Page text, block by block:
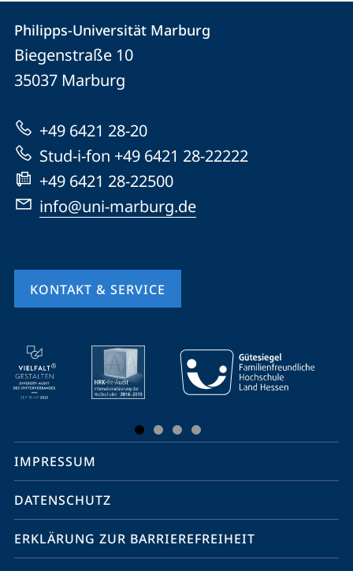
Kontakt
und
Informationen
zur
Website
Kontaktinformationen
Philipps-
Universität
Marburg
Philipps-Universität Marburg
Biegenstraße 10
35037 Marburg
+49 6421 28-20
Stud-i-fon +49 6421 28-22222
+49 6421 28-22500
info@uni-marburg.de
KONTAKT & SERVICE
Mobile-
Service-
Navigation
Social
Media
Kontakte
IMPRESSUM
DATENSCHUTZ
ERKLÄRUNG ZUR BARRIEREFREIHEIT